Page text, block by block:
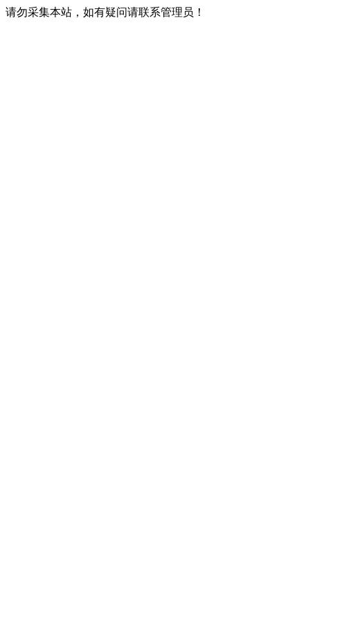
请勿采集本站，如有疑问请联系管理员！